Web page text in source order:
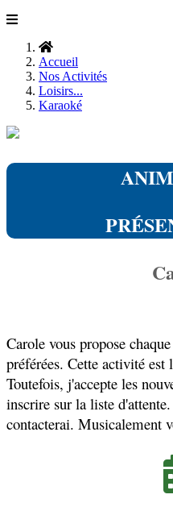
Accueil
Nos Activités
Loisirs...
Karaoké
Carole vous propose
préférées. Cette activité est
Toutefois, j'accepte les
inscrire sur la liste
contacterai. Musicalement